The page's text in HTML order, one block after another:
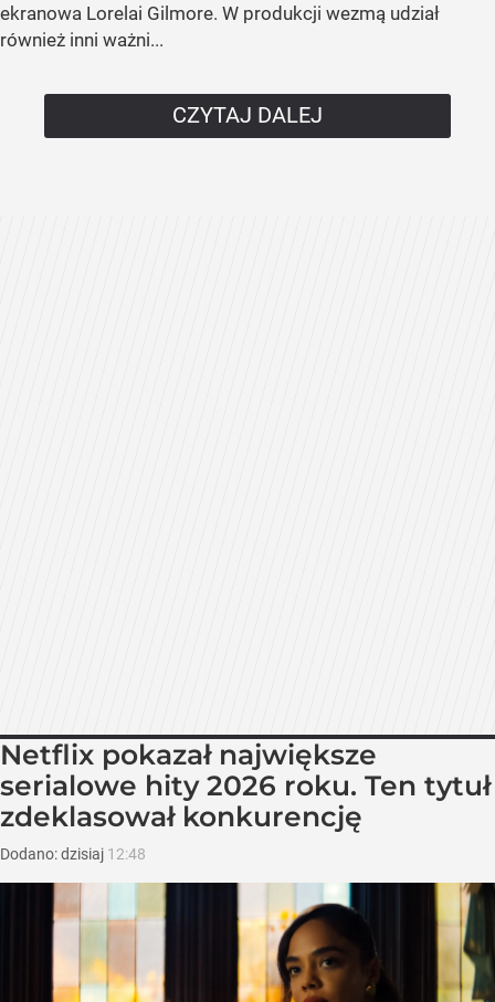
ekranowa Lorelai Gilmore. W produkcji wezmą udział
również inni ważni...
CZYTAJ DALEJ
Netflix pokazał największe
serialowe hity 2026 roku. Ten tytuł
zdeklasował konkurencję
Dodano:dzisiaj 12:48